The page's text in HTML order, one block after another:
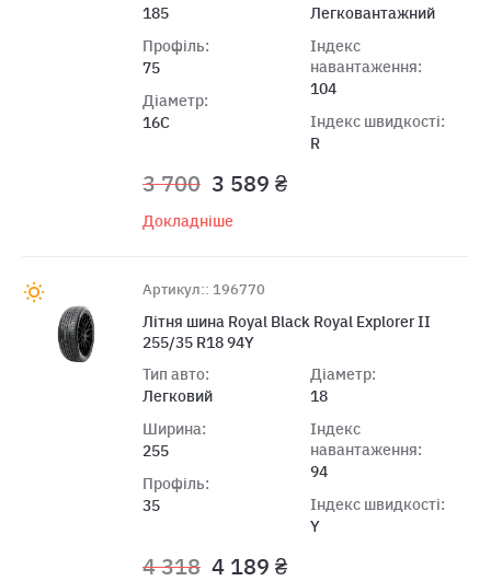
185
Профіль:
75
Діаметр:
16C
Легковантажний
Індекс
навантаження:
104
Індекс швидкості:
R
3 700 3 589 ₴
Докладніше
Артикул:: 196770
Лiтня шина Royal Black Royal Explorer II
255/35 R18 94Y
Тип авто:
Легковий
Ширина:
255
Профіль:
35
Діаметр:
18
Індекс
навантаження:
94
Індекс швидкості:
Y
4 318 4 189 ₴